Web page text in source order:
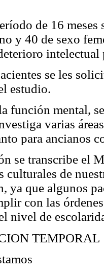
de 16
y 40 de sexo
intelectual
se les
estudio.
función mental,
varias
para ancianos
se transcribe el
culturales de
ya que algunos
con las
nivel de
TEMPORAL